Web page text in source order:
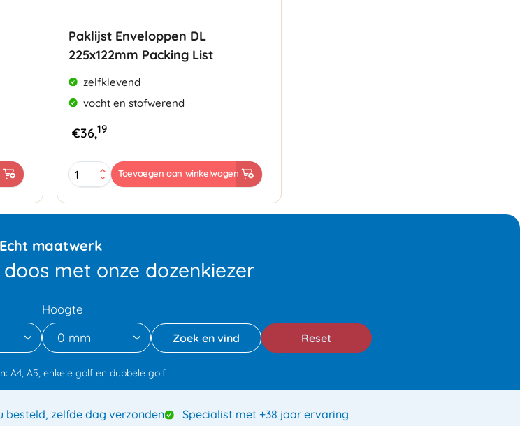
Paklijst Enveloppen DL
225x122mm Packing List
zelfklevend
vocht en stofwerend
€36,19
Paklijst
Enveloppen
225x122mm
aantal
Toevoegen aan winkelwagen
Echt maatwerk
met onze dozenkiezer
Hoogte
0 mm Reset
A4, A5, enkele golf en dubbele golf
besteld, zelfde dag verzonden Specialist met +38 jaar ervaring